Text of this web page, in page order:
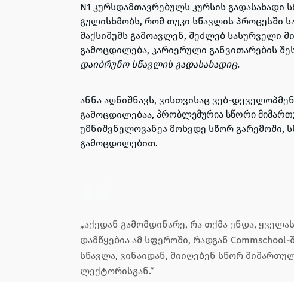
N1 კურსდამთავრებულს კურსის გადასახადი
გულისხმობს, რომ თუკი სწავლის პროცესში
მაქსიმუმს გამოავლენ, შეძლებ სასურველი
გამოცდილება, კარიერული განვითარების
დაიბრუნო სწავლის გადასახადიც.
ანნა აღნიშნავს, ვისთვისაც ვებ-
გამოცდილებაა, პრობლემურია სწორი
უმნიშვნელოვანეა მოხვდე სწორ გარემოში,
გამოცდილებით.
„აქედან გამომდინარე, რა თქმა უნდა,
დამწყებია ამ სფეროში, რადგან
სწავლა, ვინაიდან, მიიღებენ სწორ
ლექტორისგან.“